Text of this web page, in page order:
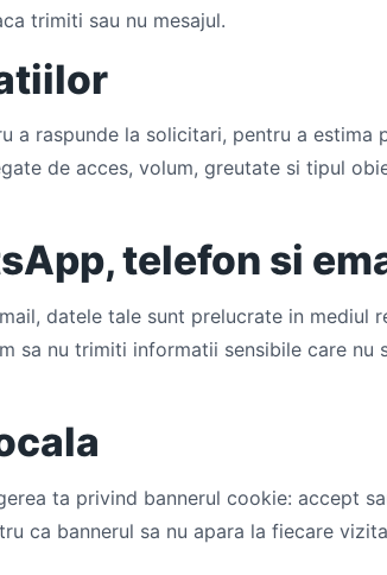
trimiti sau nu mesajul.
a raspunde la solicitari, pentru a estima
de acces, volum, greutate si tipul
telefon si
datele tale sunt prelucrate in mediul
sa nu trimiti informatii sensibile care nu
ta privind bannerul cookie: accept
ca bannerul sa nu apara la fiecare